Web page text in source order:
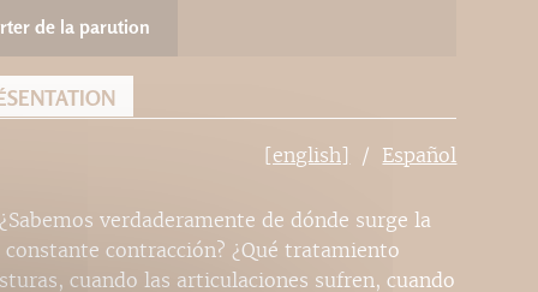
de la parution
[english] Español
verdaderamente de dónde surge la
contracción? ¿Qué tratamiento
cuando las articulaciones sufren, cuando